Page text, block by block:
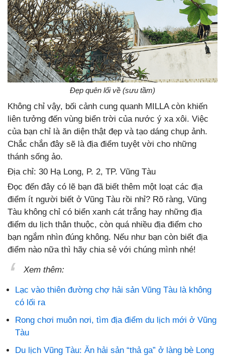
Đẹp quên lối về (sưu tầm)
Không chỉ vậy, bối cảnh cung quanh MILLA còn khiến
liên tưởng đến vùng biển trời của nước ý xa xôi. Việc
của bạn chỉ là ăn diện thật đẹp và tạo dáng chụp ảnh.
Chắc chắn đây sẽ là địa điểm tuyệt vời cho những
thánh sống ảo.
Địa chỉ: 30 Hạ Long, P. 2, TP. Vũng Tàu
Đọc đến đây có lẽ bạn đã biết thêm một loạt các địa
điểm ít người biết ở Vũng Tàu rồi nhỉ? Rõ ràng, Vũng
Tàu không chỉ có biển xanh cát trắng hay những địa
điểm du lịch thân thuộc, còn quá nhiều địa điểm cho
bạn ngắm nhìn đúng không. Nếu như bạn còn biết địa
điểm nào nữa thì hãy chia sẻ với chúng mình nhé!
Xem thêm:
Lạc vào thiên đường chợ hải sản Vũng Tàu là không
có lối ra
Rong chơi muôn nơi, tìm địa điểm du lịch mới ở Vũng
Tàu
Du lịch Vũng Tàu: Ăn hải sản “thả ga” ở làng bè Long